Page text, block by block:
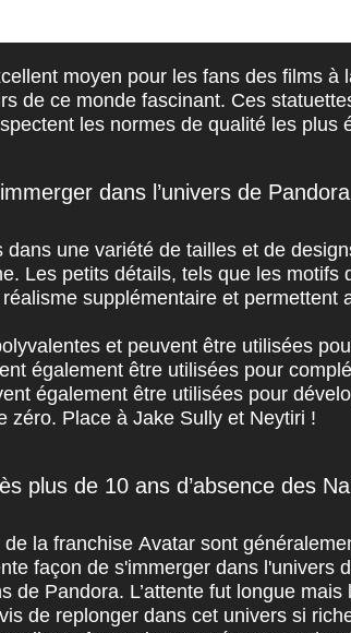
moyen pour les fans des films
de ce monde fascinant. Ces
les normes de qualité les plus
dans l’univers de Pandora
une variété de tailles et de
Les petits détails, tels que les
supplémentaire et permettent
et peuvent être utilisées
également être utilisées pour
également être utilisées pour
zéro. Place à Jake Sully et Neytiri !
plus de 10 ans d’absence des
la franchise Avatar sont
façon de s'immerger dans l'univers
de Pandora. L’attente fut longue
de replonger dans cet univers si